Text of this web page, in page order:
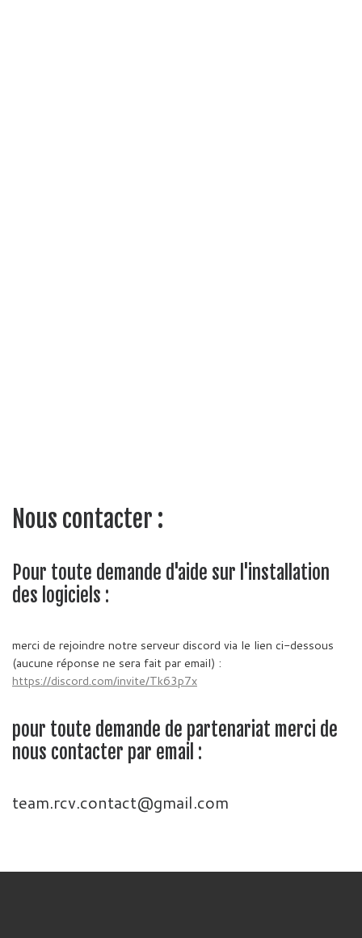
Nous contacter :
Pour toute demande d'aide sur l'installation
des logiciels :
merci de rejoindre notre serveur discord via le lien ci-dessous
(aucune réponse ne sera fait par email) :
https://discord.com/invite/Tk63p7x
pour toute demande de partenariat merci de
nous contacter par email :
team.rcv.contact@gmail.com